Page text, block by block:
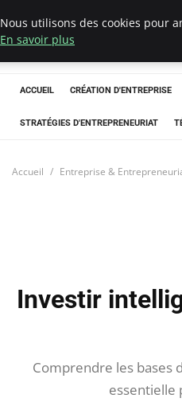
LECFCM
ACCUEIL CRÉATION D'ENTREPRISE
STRATÉGIES D'ENTREPRENEURIAT
Accueil Entreprise &
Investir
Comprendre les bases
essentielle
Nous utilisons des cookies pour
En savoir plus